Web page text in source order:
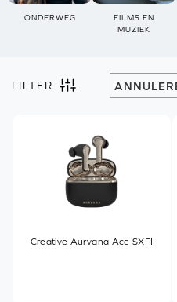
ONDERWEG
FILMS EN
MUZIEK
FILTER
Creative Aurvana Ace SXFI